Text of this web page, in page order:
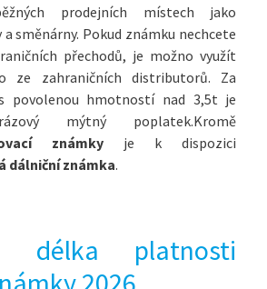
prodejních místech jako
směnárny. Pokud známku nechcete
přechodů, je možno využít
ze zahraničních distributorů. Za
povolenou hmotností nad 3,5t je
mýtný poplatek.Kromě
známky je k dispozici
dálniční známka.
délka platnosti